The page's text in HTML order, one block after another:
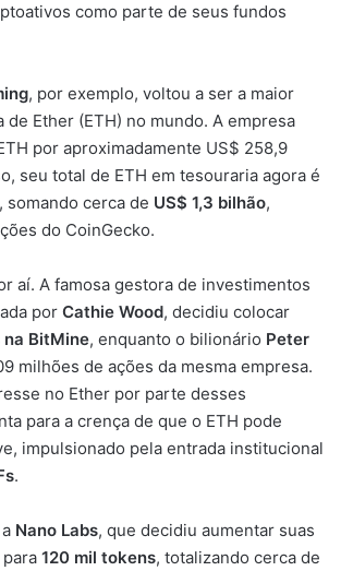
como parte de seus fundos
, por exemplo, voltou a ser a maior
Ether (ETH) no mundo. A empresa
por aproximadamente US$ 258,9
seu total de ETH em tesouraria agora é
, somando cerca de US$ 1,3 bilhão,
do CoinGecko.
aí. A famosa gestora de investimentos
por Cathie Wood, decidiu colocar
na BitMine, enquanto o bilionário Peter
milhões de ações da mesma empresa.
no Ether por parte desses
para a crença de que o ETH pode
impulsionado pela entrada institucional
.
Nano Labs, que decidiu aumentar suas
para 120 mil tokens, totalizando cerca de